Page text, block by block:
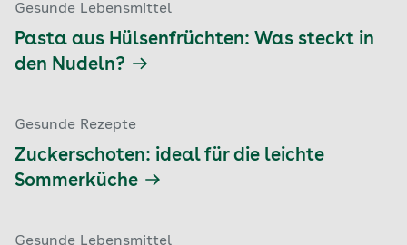
Gesunde Lebensmittel
Pasta aus Hülsenfrüchten: Was steckt in
den Nudeln?
Gesunde Rezepte
Zuckerschoten: ideal für die leichte
Sommerküche
Gesunde Lebensmittel